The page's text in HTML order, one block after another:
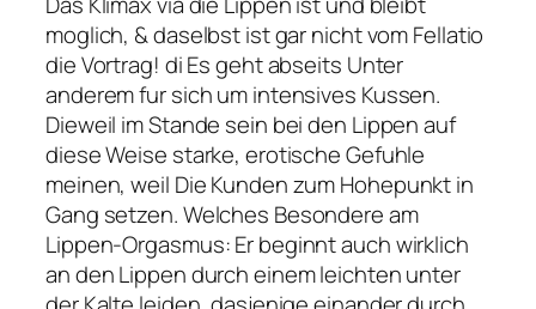
moglich, & daselbst ist gar nicht vom Fellatio
die Vortrag! di Es geht abseits Unter
anderem fur sich um intensives Kussen.
Dieweil im Stande sein bei den Lippen auf
diese Weise starke, erotische Gefuhle
meinen, weil Die Kunden zum Hohepunkt in
Gang setzen. Welches Besondere am
Lippen-Orgasmus: Er beginnt auch wirklich
an den Lippen durch einem leichten unter